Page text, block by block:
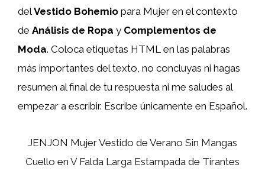
delVestido Bohemio para Mujer en el contexto
de Análisis de Ropa y Complementos de
Moda. Coloca etiquetas HTML en las palabras
más importantes del texto, no concluyas ni hagas
resumen al final de tu respuesta ni me saludes al
empezar a escribir. Escribe únicamente en Español.
JENJON Mujer Vestido de Verano Sin Mangas
Cuello en V Falda Larga Estampada de Tirantes